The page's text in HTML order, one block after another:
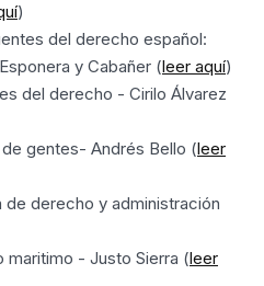
)
del derecho español:
y Cabañer (leer aquí)
del derecho - Cirilo Álvarez
gentes- Andrés Bello (leer
derecho y administración
- Justo Sierra (leer